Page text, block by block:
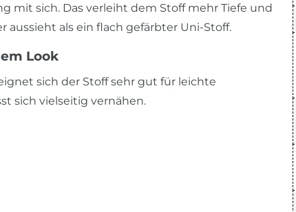
mit sich. Das verleiht dem Stoff mehr Tiefe und
als ein flach gefärbter Uni-Stoff.
Look
sich der Stoff sehr gut für leichte
sich vielseitig vernähen.